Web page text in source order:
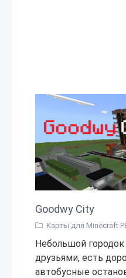
Goodwy City
Карты для Minecraft
Небольшой
друзьями, есть
автобусные